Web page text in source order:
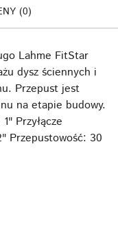
(0)
Lahme FitStar
dysz ściennych i
Przepust jest
na etapie budowy.
Przyłącze
Przepustowość: 30